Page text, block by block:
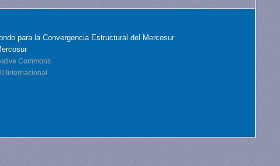
para la Convergencia Estructural del Mercosur
Commons
Internacional.